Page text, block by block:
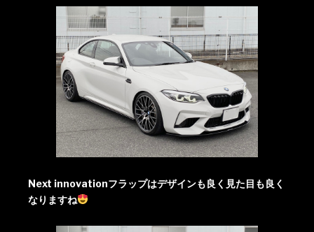
Next innovationフラップはデザインも良く見た目も良く
なりますね